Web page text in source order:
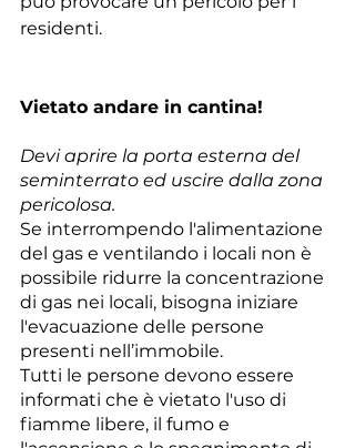
residenti.
Vietato andare in cantina!
Devi aprire la porta esterna del
seminterrato ed uscire dalla zona
pericolosa.
Se interrompendo l'alimentazione
del gas e ventilando i locali non è
possibile ridurre la concentrazione
di gas nei locali, bisogna iniziare
l'evacuazione delle persone
presenti nell’immobile.
Tutti le persone devono essere
informati che è vietato l'uso di
fiamme libere, il fumo e